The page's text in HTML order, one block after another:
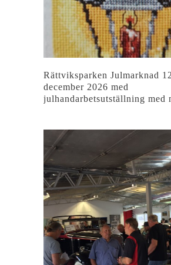
Rättviksparken Julmarknad
december 2026 med
julhandarbetsutställning med